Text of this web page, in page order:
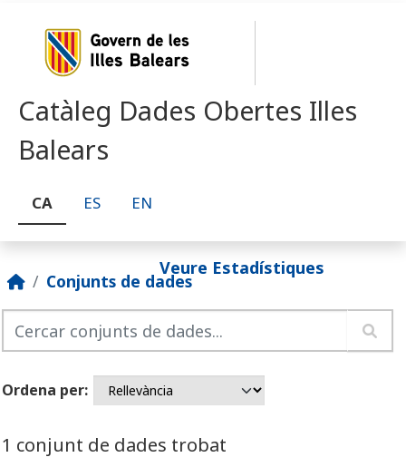
Catàleg Dades Obertes Illes
Balears
CA ES EN
Veure Estadístiques
Conjunts de dades
Ordena per
1 conjunt de dades trobat